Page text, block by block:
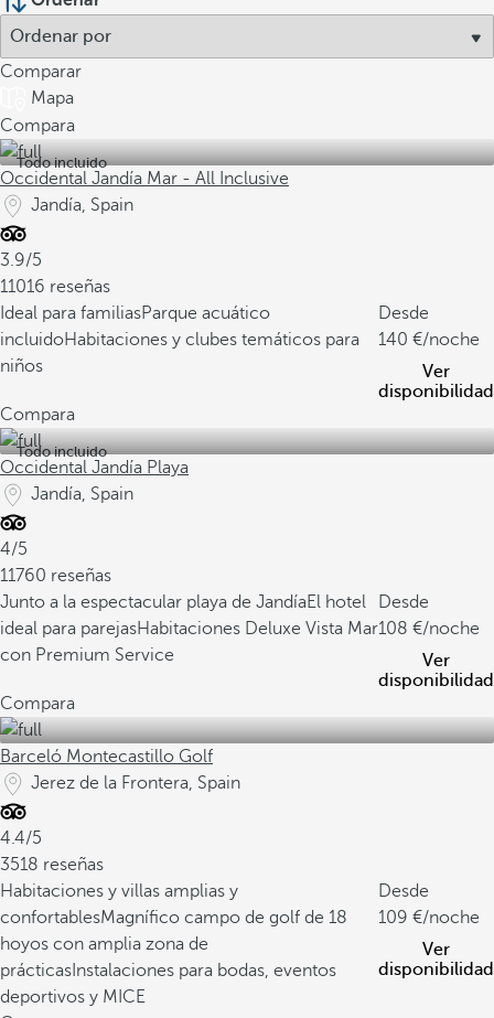
Comparar
Mapa
Compara
Todo incluido
Occidental Jandía Mar - All Inclusive
Jandía, Spain
3.9/5
11016 reseñas
Ideal para familiasParque acuático
incluidoHabitaciones y clubes temáticos para
niños
Desde
140
/noche
Ver
disponibilidad
Compara
Todo incluido
Occidental Jandía Playa
Jandía, Spain
4/5
11760 reseñas
Junto a la espectacular playa de JandíaEl hotel
ideal para parejasHabitaciones Deluxe Vista Mar
con Premium Service
Desde
108
/noche
Ver
disponibilidad
Compara
Barceló Montecastillo Golf
Jerez de la Frontera, Spain
4.4/5
3518 reseñas
Habitaciones y villas amplias y
confortablesMagnífico campo de golf de 18
hoyos con amplia zona de
prácticas Instalaciones para bodas, eventos
deportivos y MICE
Desde
109
/noche
Ver
disponibilidad